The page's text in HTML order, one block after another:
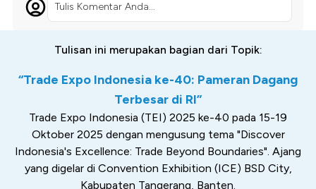
Tulis Komentar Anda...
Tulisan ini merupakan bagian dari Topik:
“Trade Expo Indonesia ke-40: Pameran Dagang
Terbesar di RI”
Trade Expo Indonesia (TEI) 2025 ke-40 pada 15-19
Oktober 2025 dengan mengusung tema "Discover
Indonesia's Excellence: Trade Beyond Boundaries". Ajang
yang digelar di Convention Exhibition (ICE) BSD City,
Kabupaten Tangerang, Banten.